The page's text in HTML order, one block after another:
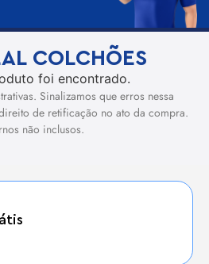
COLCHÕES
foi encontrado.
Sinalizamos que erros nessa
de retificação no ato da compra.
não inclusos.